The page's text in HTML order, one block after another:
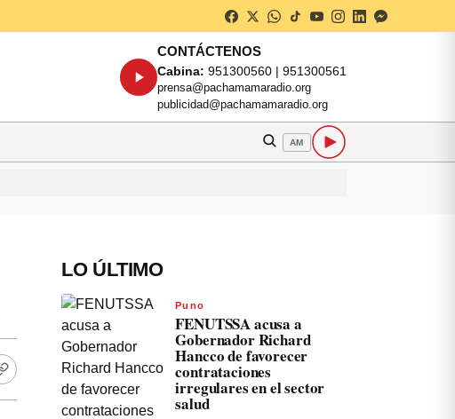
CONTÁCTENOS
Cabina: 951300560 | 951300561
prensa@pachamamaradio.org
publicidad@pachamamaradio.org
AM
LO ÚLTIMO
Puno
FENUTSSA acusa a
Gobernador Richard
Hancco de favorecer
contrataciones
irregulares en el sector
salud